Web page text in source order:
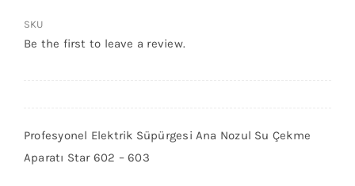
İletişim
SKU
Be the first to leave a review.
Profesyonel Elektrik Süpürgesi Ana Nozul Su Çekme
Aparatı Star 602 – 603